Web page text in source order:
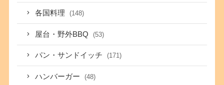
各国料理 (148)
屋台・野外BBQ (53)
パン・サンドイッチ (171)
ハンバーガー (48)